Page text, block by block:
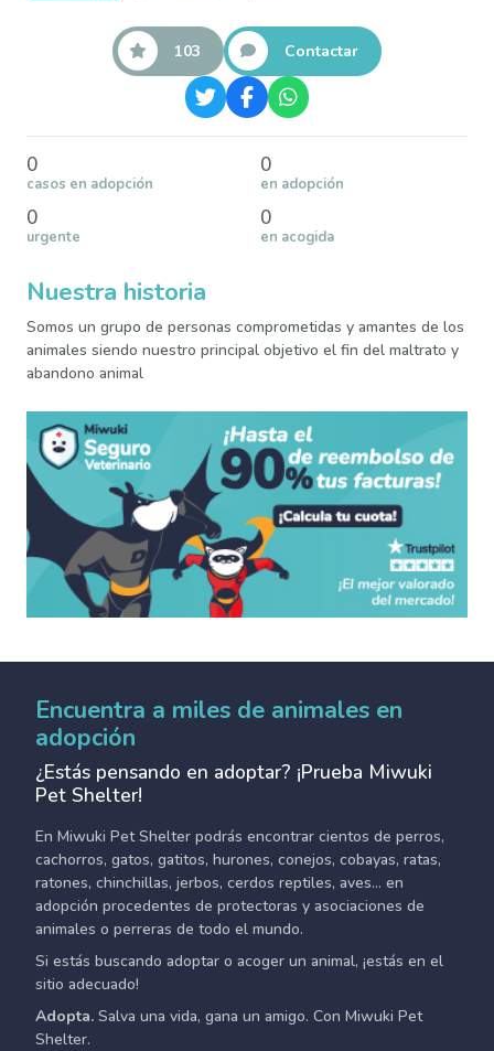
103 Contactar
0
casos en adopción
0
en adopción
0
urgente
0
en acogida
Nuestra historia
Somos un grupo de personas comprometidas y amantes de los
animales siendo nuestro principal objetivo el fin del maltrato y
abandono animal
Encuentra a miles de animales en
adopción
¿Estás pensando en adoptar? ¡Prueba Miwuki
Pet Shelter!
En Miwuki Pet Shelter podrás encontrar cientos de perros,
cachorros, gatos, gatitos, hurones, conejos, cobayas, ratas,
ratones, chinchillas, jerbos, cerdos reptiles, aves... en
adopción procedentes de protectoras y asociaciones de
animales o perreras de todo el mundo.
Si estás buscando adoptar o acoger un animal, ¡estás en el
sitio adecuado!
Adopta. Salva una vida, gana un amigo. Con Miwuki Pet
Shelter.